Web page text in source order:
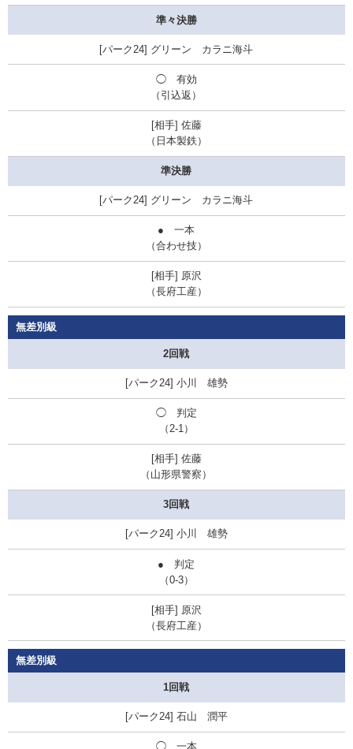
準々決勝
グリーン カラニ海斗
◯ 有効
（引込返）
佐藤
（日本製鉄）
準決勝
グリーン カラニ海斗
● 一本
（合わせ技）
原沢
（長府工産 ）
無差別級
2回戦
小川 雄勢
◯ 判定
（2-1）
佐藤
（山形県警察）
3回戦
小川 雄勢
● 判定
（0-3）
原沢
（長府工産 ）
無差別級
1回戦
石山 潤平
◯ 一本